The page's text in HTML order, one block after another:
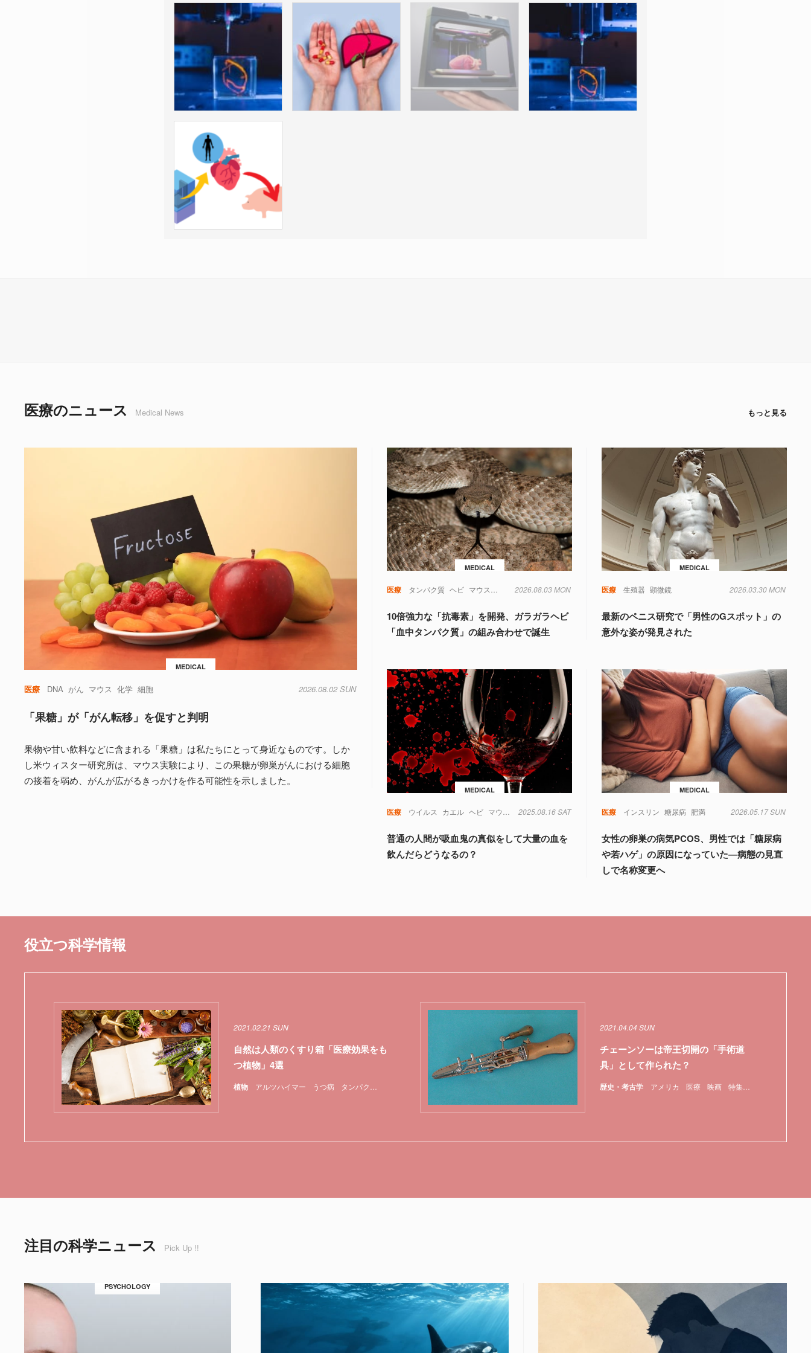
医療のニュース Medical News もっと見る
MEDICAL
医療 DNA がん マウス 化学 細胞 2026.08.02 SUN
「果糖」が「がん転移」を促すと判明
果物や甘い飲料などに含まれる「果糖」は私たちにとって身近なものです。しか
し米ウィスター研究所は、マウス実験により、この果糖が卵巣がんにおける細胞
の接着を弱め、がんが広がるきっかけを作る可能性を示しました。
MEDICAL
医療 タンパク質 ヘビ マウス 実験 毒 遺伝子
2026.08.03 MON
10倍強力な「抗毒素」を開発、ガラガラヘビ
「血中タンパク質」の組み合わせで誕生
MEDICAL
医療 生殖器 顕微鏡 2026.03.30 MON
最新のペニス研究で「男性のGスポット」の
意外な姿が発見された
MEDICAL
医療 ウイルス カエル ヘビ マウス 免疫 毒 糖尿病 遺伝子
2025.08.16 SAT
普通の人間が吸血鬼の真似をして大量の血を
飲んだらどうなるの？
MEDICAL
医療 インスリン 糖尿病 肥満 2026.05.17 SUN
女性の卵巣の病気PCOS、男性では「糖尿病
や若ハゲ」の原因になっていた―病態の見直
しで名称変更へ
役立つ科学情報
植物 アルツハイマー うつ病 タンパク質 食品
2021.02.21 SUN
自然は人類のくすり箱「医療効果をも
つ植物」4選
歴史・考古学 アメリカ 医療 映画 特集
2021.04.04 SUN
チェーンソーは帝王切開の「手術道
具」として作られた？
注目の科学ニュース Pick Up !!
PSYCHOLOGY